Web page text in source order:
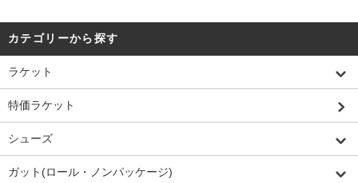
カテゴリーから探す
ラケット
特価ラケット
シューズ
ガット(ロール・ノンパッケージ)